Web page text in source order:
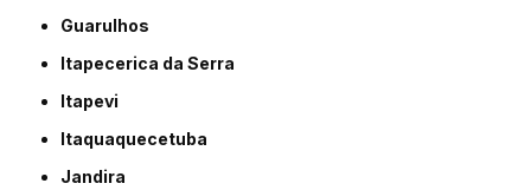
Guarulhos
Itapecerica da Serra
Itapevi
Itaquaquecetuba
Jandira